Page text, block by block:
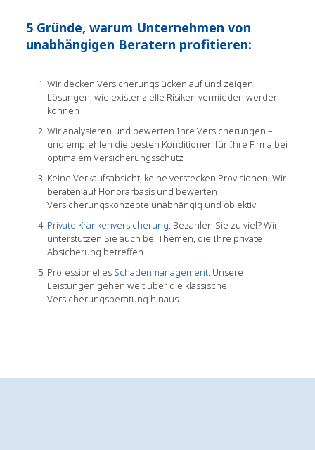
5 Gründe, warum Unternehmen von
unabhängigen Beratern profitieren:
Wir decken Versicherungslücken auf und zeigen
Lösungen, wie existenzielle Risiken vermieden werden
können
Wir analysieren und bewerten Ihre Versicherungen –
und empfehlen die besten Konditionen für Ihre Firma bei
optimalem Versicherungsschutz
Keine Verkaufsabsicht, keine verstecken Provisionen: Wir
beraten auf Honorarbasis und bewerten
Versicherungskonzepte unabhängig und objektiv
Private Krankenversicherung: Bezahlen Sie zu viel? Wir
unterstützen Sie auch bei Themen, die Ihre private
Absicherung betreffen.
Professionelles Schadenmanagement: Unsere
Leistungen gehen weit über die klassische
Versicherungsberatung hinaus.